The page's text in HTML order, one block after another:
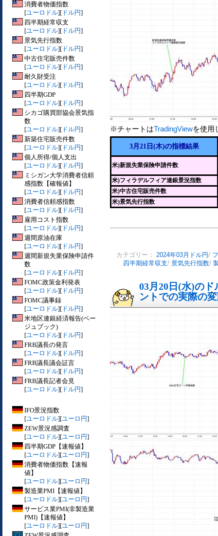
消費者物価指数
[ユーロドル][ ドル円]
四半期経常収支
[ユーロドル][ ドル円]
景気先行指数
[ユーロドル][ ドル円]
中古住宅販売件数
[ユーロドル][ ドル円]
耐久財受注
[ユーロドル][ ドル円]
四半期GDP
[ユーロドル][ ドル円]
シカゴ購買部協会景気指
数
[ユーロドル][ ドル円]
新築住宅販売件数
[ユーロドル][ ドル円]
個人所得/個人支出
[ユーロドル][ ドル円]
ミシガン大学消費者信頼
感指数【確報値】
[ユーロドル][ ドル円]
消費者信頼感指数
[ユーロドル][ ドル円]
雇用コスト指数
[ユーロドル][ ドル円]
週間原油在庫
[ユーロドル][ ドル円]
週間新規失業保険申請件
数
[ユーロドル][ ドル円]
FOMC政策金利発表
[ユーロドル][ ドル円]
FOMC議事録
[ユーロドル][ ドル円]
米地区連銀経済報告(ベー
ジュブック)
[ユーロドル][ ドル円]
FRB議長の発言
[ユーロドル][ ドル円]
FRB議長議会証言
[ユーロドル][ ドル円]
FRB議長記者会見
[ユーロドル][ ドル円]
IFO景況指数
[ユーロドル][ユーロ円]
ZEW景況感調査
[ユーロドル][ユーロ円]
四半期GDP【速報値】
[ユーロドル][ユーロ円]
消費者物価指数【速報
値】
[ユーロドル][ユーロ円]
製造業PMI【速報値】
[ユーロドル][ユーロ円]
サービス業PMI(非製造業
PMI)【速報値】
[ユーロドル][ユーロ円]
※チャートはTradingViewを使用
3月21日(木)の指標結果
米)新規失業保険申請件数
米)フィラデルフィア連銀景況指数
米)中古住宅販売件数
米)景気先行指数
カテゴリー： 2024年03月ドル円/
四半期経常収支/ 景気先行指数/
03月20日(水)の
ントでの実際の